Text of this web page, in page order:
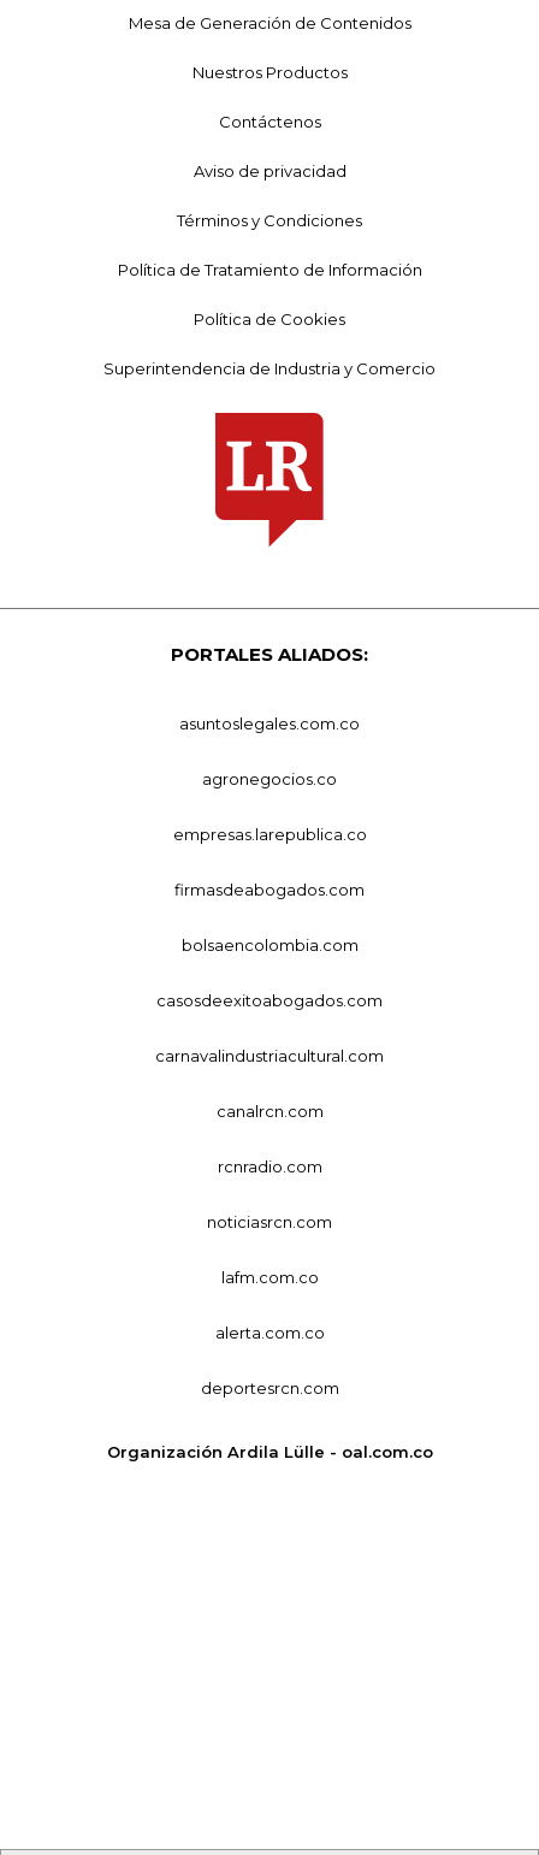
Mesa de Generación de Contenidos
Nuestros Productos
Contáctenos
Aviso de privacidad
Términos y Condiciones
Política de Tratamiento de Información
Política de Cookies
Superintendencia de Industria y Comercio
PORTALES ALIADOS:
asuntoslegales.com.co
agronegocios.co
empresas.larepublica.co
firmasdeabogados.com
bolsaencolombia.com
casosdeexitoabogados.com
carnavalindustriacultural.com
canalrcn.com
rcnradio.com
noticiasrcn.com
lafm.com.co
alerta.com.co
deportesrcn.com
Organización Ardila Lülle - oal.com.co